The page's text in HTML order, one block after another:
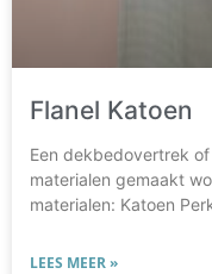
Flanel Katoen
Een dekbedovertrek
materialen gemaakt
materialen: Katoen
LEES MEER »